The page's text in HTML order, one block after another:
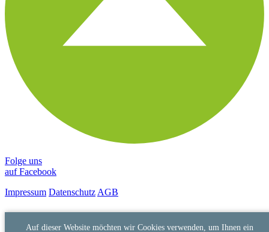
Folge uns
auf Facebook
Impressum Datenschutz AGB
Auf dieser Website möchten wir Cookies verwenden, um Ihnen ein